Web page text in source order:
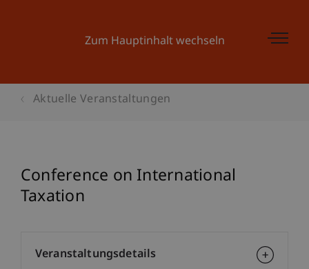
Zum Hauptinhalt wechseln
Aktuelle Veranstaltungen
Conference on International
Taxation
Veranstaltungsdetails